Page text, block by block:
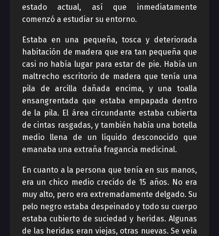
estado actual, así que inmediatamente
comenzó a estudiar su entorno.
Estaba en una pequeña, tosca y deteriorada
habitación de madera que era tan pequeña que
casi no había lugar para estar de pie. Había un
maltrecho escritorio de madera que tenía una
pila de arcilla dañada encima, y una toalla
ensangrentada que estaba empapada dentro
de la pila. El área circundante estaba cubierta
de cintas rasgadas, y también había una botella
medio llena de un líquido desconocido que
emanaba una extraña fragancia medicinal.
En cuanto a la persona que tenía en sus manos,
era un chico medio crecido de 15 años. No era
muy alto, pero era extremadamente delgado. Su
pelo negro estaba despeinado y todo su cuerpo
estaba cubierto de suciedad y heridas. Algunas
de las heridas eran viejas, otras nuevas. Se veía